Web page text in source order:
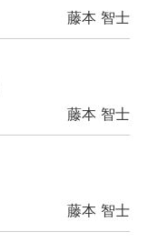
藤本 智士
藤本 智士
藤本 智士